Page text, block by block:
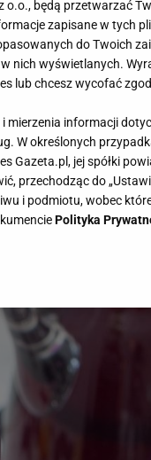
o.o., będą przetwarzać
zapisane w tych
do Twoich
nich wyświetlanych.
lub chcesz wycofać
mierzenia informacji
W określonych
Gazeta.pl, jej spółki
przechodząc do
i podmiotu, wobec
Polityka
plików cookie
dot.
„Ustawień
w następujących
urządzenia
reklamy i treści,